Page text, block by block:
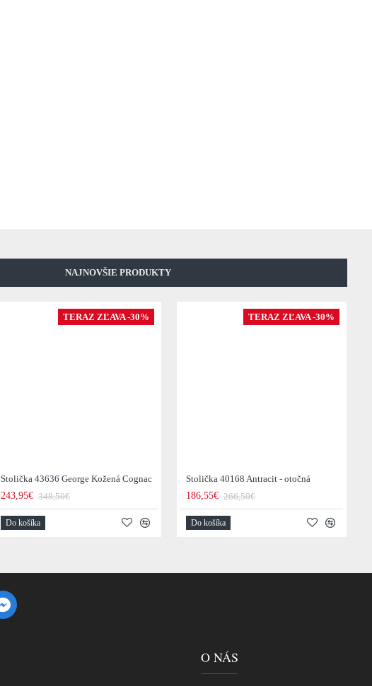
NAJNOVŠIE PRODUKTY
TERAZ ZĽAVA -30%
Stolička 43636 George Kožená Cognac
243,95€ 348,50€
Do košíka
TERAZ ZĽAVA -30%
Stolička 40168 Antracit - otočná
186,55€ 266,50€
Do košíka
O NÁS